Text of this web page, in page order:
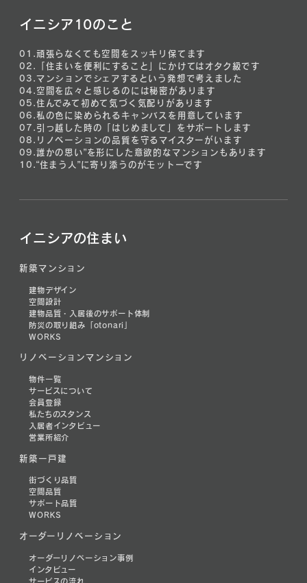
イニシア10のこと
01.頑張らなくても空間をスッキリ保てます
02.
「住まいを便利にすること」にかけてはオタク級です
03.マンションでシェアするという発想で考えました
04. 空間を広々と感じるのには秘密があります
05.住んでみて初めて気づく気配りがあります
06.私の色に染められるキャンバスを用意しています
07. 引っ越した時の「はじめまして」をサポートします
08. リノベーションの品質を守るマイスターがいます
09.誰かの思い”を形にした意欲的なマンションもあります
10.“住まう人”に寄り添うのがモットーです
イニシアの住まい
新築マンション
建物デザイン
空間設計
建物品質・入居後のサポート体制
防災の取り組み「otonari」
WORKS
リノベーションマンション
物件一覧
サービスについて
会員登録
私たちのスタンス
入居者インタビュー
営業所紹介
新築一戸建
街づくり品質
空間品質
サポート品質
WORKS
オーダーリノベーション
オーダーリノベーション事例
インタビュー
サービスの流れ